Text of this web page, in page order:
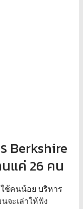
Berkshire
แค่ 26 คน
ช้คนน้อย บริหาร
จะเล่าให้ฟัง